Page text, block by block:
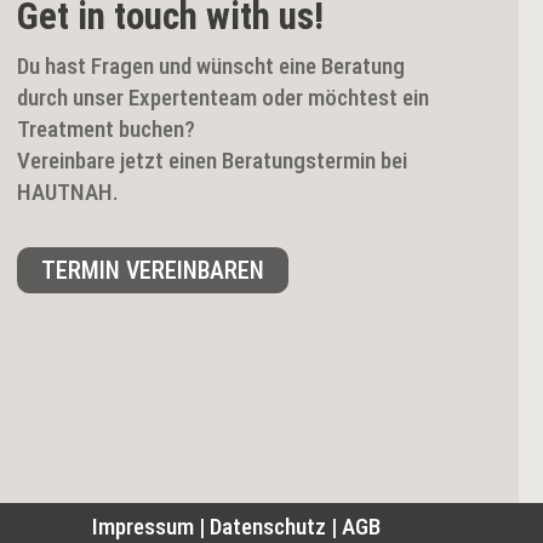
Get in touch with us!
Du hast Fragen und wünscht eine Beratung
durch unser Expertenteam oder möchtest ein
Treatment buchen?
Vereinbare jetzt einen Beratungstermin bei
HAUTNAH.
TERMIN VEREINBAREN
Impressum| Datenschutz | AGB